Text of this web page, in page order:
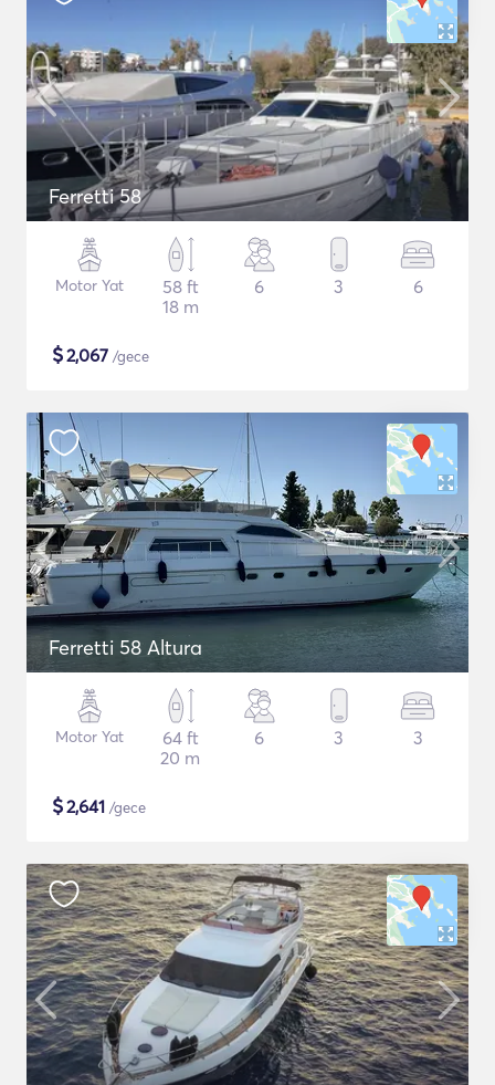
Ferretti 58
Motor Yat
58 ft
18 m
6 3 6
$2,067 /gece
Ferretti 58 Altura
Motor Yat
64 ft
20 m
6 3 3
$2,641 /gece